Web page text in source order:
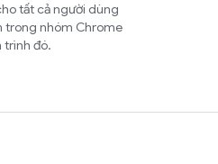
tất cả người dùng
trong nhóm Chrome
trình đó.